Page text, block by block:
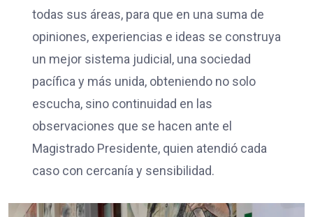
todas sus áreas, para que en una suma de
opiniones, experiencias e ideas se construya
un mejor sistema judicial, una sociedad
pacífica y más unida, obteniendo no solo
escucha, sino continuidad en las
observaciones que se hacen ante el
Magistrado Presidente, quien atendió cada
caso con cercanía y sensibilidad.